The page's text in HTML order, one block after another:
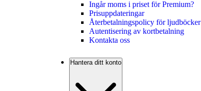
Ingår moms i priset för Premium?
Prisuppdateringar
Återbetalningspolicy för ljudböcker
Autentisering av kortbetalning
Kontakta oss
Hantera ditt konto